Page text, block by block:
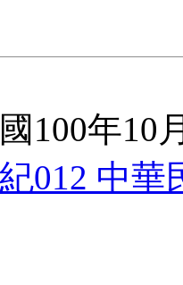
100年10
012 中華